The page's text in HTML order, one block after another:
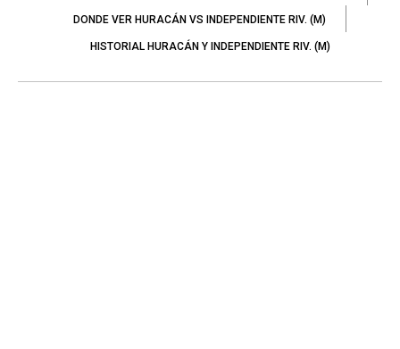
DONDE VER HURACÁN VS INDEPENDIENTE RIV. (M)
HISTORIAL HURACÁN Y INDEPENDIENTE RIV. (M)